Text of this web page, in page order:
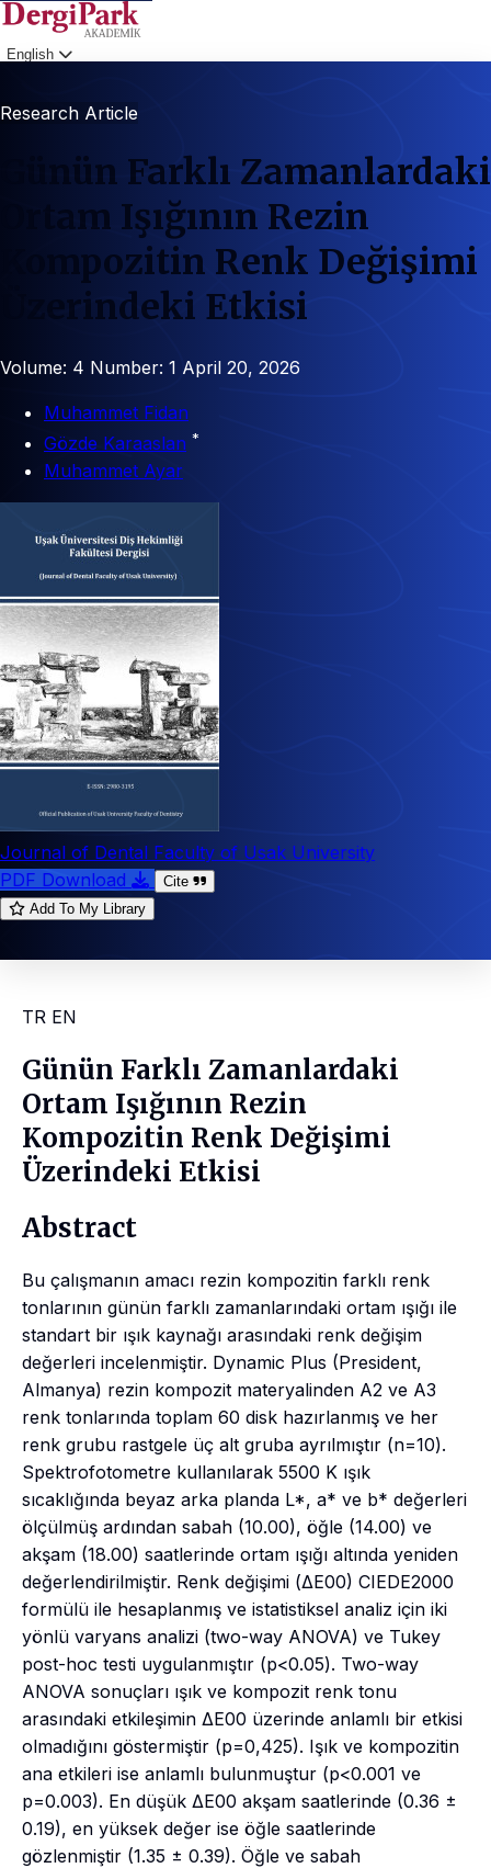
English
Research Article
Günün Farklı Zamanlardaki
Ortam Işığının Rezin
Kompozitin Renk Değişimi
Üzerindeki Etkisi
Volume: 4 Number: 1 April 20, 2026
Muhammet Fidan
Gözde Karaaslan *
Muhammet Ayar
Journal of Dental Faculty of Usak University
PDF Download
Cite
Add To My Library
TR EN
Günün Farklı Zamanlardaki
Ortam Işığının Rezin
Kompozitin Renk Değişimi
Üzerindeki Etkisi
Abstract
Bu çalışmanın amacı rezin kompozitin farklı renk
tonlarının günün farklı zamanlarındaki ortam ışığı ile
standart bir ışık kaynağı arasındaki renk değişim
değerleri incelenmiştir. Dynamic Plus (President,
Almanya) rezin kompozit materyalinden A2 ve A3
renk tonlarında toplam 60 disk hazırlanmış ve her
renk grubu rastgele üç alt gruba ayrılmıştır (n=10).
Spektrofotometre kullanılarak 5500 K ışık
sıcaklığında beyaz arka planda L*, a* ve b* değerleri
ölçülmüş ardından sabah (10.00), öğle (14.00) ve
akşam (18.00) saatlerinde ortam ışığı altında yeniden
değerlendirilmiştir. Renk değişimi (ΔE00) CIEDE2000
formülü ile hesaplanmış ve istatistiksel analiz için iki
yönlü varyans analizi (two-way ANOVA) ve Tukey
post-hoc testi uygulanmıştır (p<0.05). Two-way
ANOVA sonuçları ışık ve kompozit renk tonu
arasındaki etkileşimin ΔE00 üzerinde anlamlı bir etkisi
olmadığını göstermiştir (p=0,425). Işık ve kompozitin
ana etkileri ise anlamlı bulunmuştur (p<0.001 ve
p=0.003). En düşük ΔE00 akşam saatlerinde (0.36 ±
0.19), en yüksek değer ise öğle saatlerinde
gözlenmiştir (1.35 ± 0.39). Öğle ve sabah